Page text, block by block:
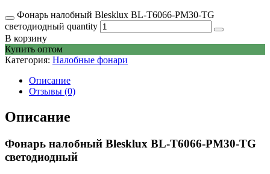
Фонарь налобный Blesklux BL-T6066-PM30-TG
светодиодный quantity
В корзину
Купить оптом
Категория: Налобные фонари
Описание
Отзывы (0)
Описание
Фонарь налобный Blesklux BL-T6066-PM30-TG
светодиодный